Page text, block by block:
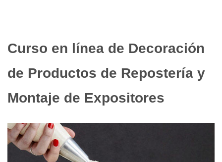
Curso en línea de Decoración
de Productos de Repostería y
Montaje de Expositores